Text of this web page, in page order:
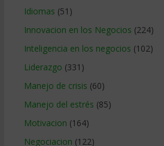
Idiomas (51)
Innovacion en los Negocios (224)
Inteligencia en los negocios (102)
Liderazgo (331)
Manejo de crisis (60)
Manejo del estrés (85)
Motivacion (164)
Negociacion (122)